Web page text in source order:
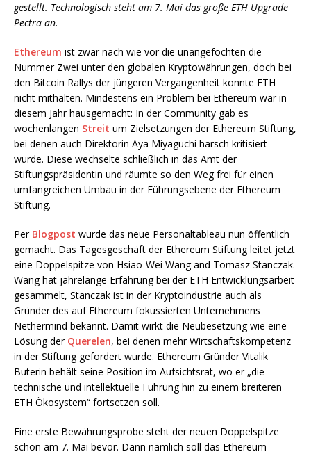
gestellt. Technologisch steht am 7. Mai das große ETH Upgrade
Pectra an.
Ethereum ist zwar nach wie vor die unangefochten die
Nummer Zwei unter den globalen Kryptowährungen, doch bei
den Bitcoin Rallys der jüngeren Vergangenheit konnte ETH
nicht mithalten. Mindestens ein Problem bei Ethereum war in
diesem Jahr hausgemacht: In der Community gab es
wochenlangen Streit um Zielsetzungen der Ethereum Stiftung,
bei denen auch Direktorin Aya Miyaguchi harsch kritisiert
wurde. Diese wechselte schließlich in das Amt der
Stiftungspräsidentin und räumte so den Weg frei für einen
umfangreichen Umbau in der Führungsebene der Ethereum
Stiftung.
Per Blogpost wurde das neue Personaltableau nun öffentlich
gemacht. Das Tagesgeschäft der Ethereum Stiftung leitet jetzt
eine Doppelspitze von Hsiao-Wei Wang and Tomasz Stanczak.
Wang hat jahrelange Erfahrung bei der ETH Entwicklungsarbeit
gesammelt, Stanczak ist in der Kryptoindustrie auch als
Gründer des auf Ethereum fokussierten Unternehmens
Nethermind bekannt. Damit wirkt die Neubesetzung wie eine
Lösung der Querelen, bei denen mehr Wirtschaftskompetenz
in der Stiftung gefordert wurde. Ethereum Gründer Vitalik
Buterin behält seine Position im Aufsichtsrat, wo er „die
technische und intellektuelle Führung hin zu einem breiteren
ETH Ökosystem“ fortsetzen soll.
Eine erste Bewährungsprobe steht der neuen Doppelspitze
schon am 7. Mai bevor. Dann nämlich soll das Ethereum